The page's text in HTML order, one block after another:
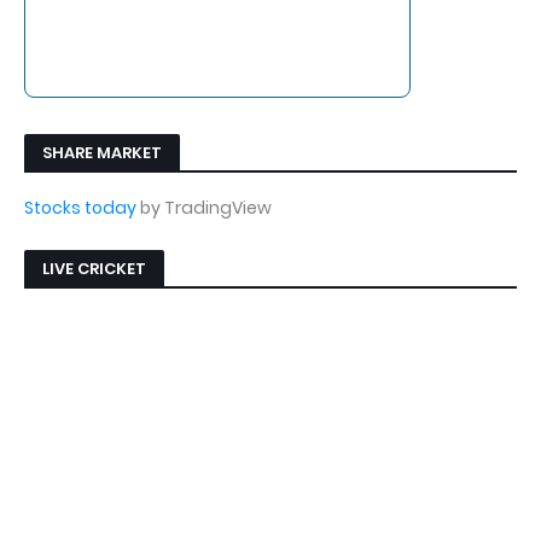
SHARE MARKET
Stocks todayby TradingView
LIVE CRICKET